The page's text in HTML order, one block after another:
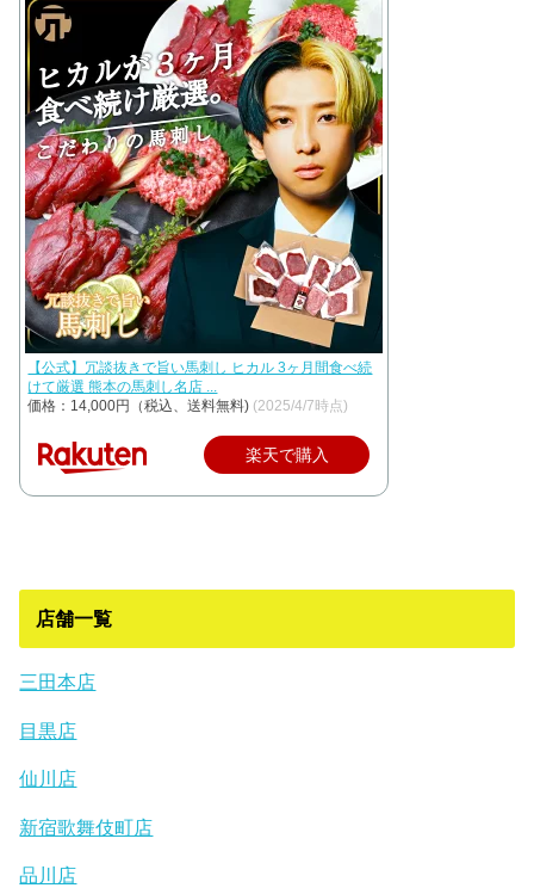
【公式】冗談抜きで旨い馬刺し ヒカル 3ヶ月間食べ続
けて厳選 熊本の馬刺し名店 ...
価格：14,000円（税込、送料無料) (2025/4/7時点)
楽天で購入
店舗一覧
三田本店
目黒店
仙川店
新宿歌舞伎町店
品川店